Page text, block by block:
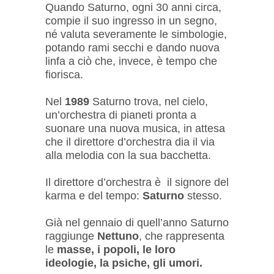
Quando Saturno, ogni 30 anni circa,
compie il suo ingresso in un segno,
né valuta severamente le simbologie,
potando rami secchi e dando nuova
linfa a ciò che, invece, è tempo che
fiorisca.
Nel 1989 Saturno trova, nel cielo,
un’orchestra di pianeti pronta a
suonare una nuova musica, in attesa
che il direttore d’orchestra dia il via
alla melodia con la sua bacchetta.
Il direttore d’orchestra è il signore del
karma e del tempo: Saturno stesso.
Già nel gennaio di quell’anno Saturno
raggiunge Nettuno, che rappresenta
le masse, i popoli, le loro
ideologie, la psiche, gli umori.